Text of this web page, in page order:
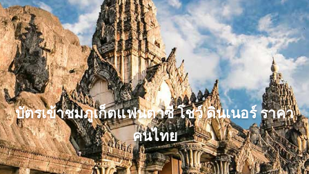
บัตรเข้าชมภูเก็ตแฟนตาซี โชว์ ดินเนอร์ ราคา
คนไทย